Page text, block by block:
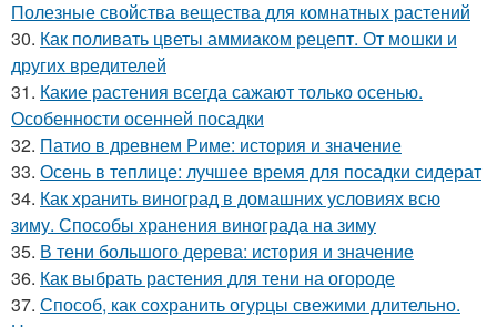
Полезные свойства вещества для комнатных растений
30. Как поливать цветы аммиаком рецепт. От мошки и
других вредителей
31. Какие растения всегда сажают только осенью.
Особенности осенней посадки
32. Патио в древнем Риме: история и значение
33. Осень в теплице: лучшее время для посадки сидерат
34. Как хранить виноград в домашних условиях всю
зиму. Способы хранения винограда на зиму
35. В тени большого дерева: история и значение
36. Как выбрать растения для тени на огороде
37. Способ, как сохранить огурцы свежими длительно.